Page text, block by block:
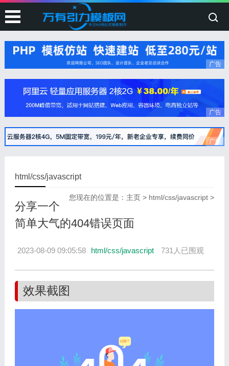
广告
广告
广告
html/css/javascript
您现在的位置是： 主页 > html/css/javascript >
分享一个
简单大气的404错误页面
2023-08-09 09:05:58 html/css/javascript 731人已围观
效果截图